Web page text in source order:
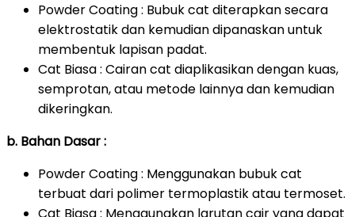
Powder Coating : Bubuk cat diterapkan secara
elektrostatik dan kemudian dipanaskan untuk
membentuk lapisan padat.
Cat Biasa : Cairan cat diaplikasikan dengan kuas,
semprotan, atau metode lainnya dan kemudian
dikeringkan.
b. Bahan Dasar :
Powder Coating : Menggunakan bubuk cat
terbuat dari polimer termoplastik atau termoset.